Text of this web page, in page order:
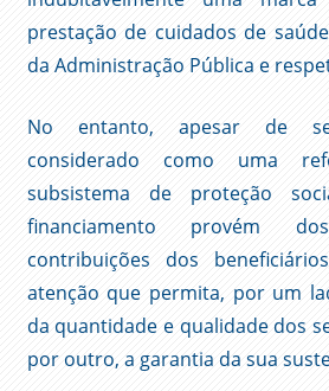
prestação de cuidados de
da Administração Pública e
No entanto, apesar de
considerado como uma
subsistema de proteção
financiamento provém
contribuições dos
atenção que permita, por um
da quantidade e qualidade dos
por outro, a garantia da sua